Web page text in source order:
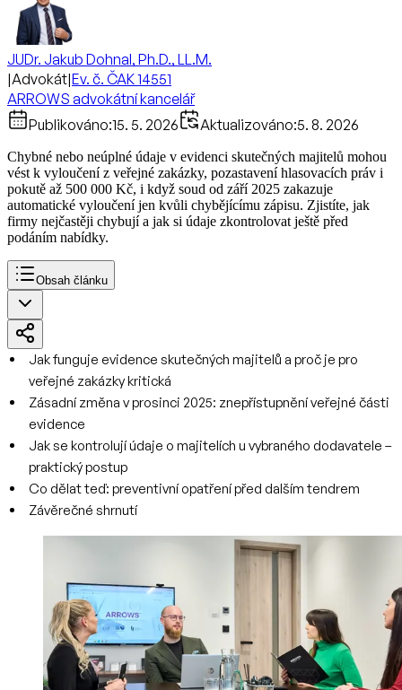
JUDr. Jakub Dohnal, Ph.D., LL.M.
|Advokát|Ev. č. ČAK 14551
ARROWS advokátní kancelář
Publikováno:15. 5. 2026 Aktualizováno:5. 8. 2026
Chybné nebo neúplné údaje v evidenci skutečných majitelů mohou
vést k vyloučení z veřejné zakázky, pozastavení hlasovacích práv i
pokutě až 500 000 Kč, i když soud od září 2025 zakazuje
automatické vyloučení jen kvůli chybějícímu zápisu. Zjistíte, jak
firmy nejčastěji chybují a jak si údaje zkontrolovat ještě před
podáním nabídky.
Obsah článku
Jak funguje evidence skutečných majitelů a proč je pro
veřejné zakázky kritická
Zásadní změna v prosinci 2025: znepřístupnění veřejné části
evidence
Jak se kontrolují údaje o majitelích u vybraného dodavatele –
praktický postup
Co dělat teď: preventivní opatření před dalším tendrem
Závěrečné shrnutí